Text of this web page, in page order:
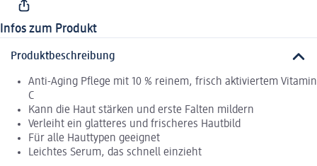
Infos zum Produkt
Produktbeschreibung
Anti-Aging Pflege mit 10 % reinem, frisch aktiviertem Vitamin
C
Kann die Haut stärken und erste Falten mildern
Verleiht ein glatteres und frischeres Hautbild
Für alle Hauttypen geeignet
Leichtes Serum, das schnell einzieht